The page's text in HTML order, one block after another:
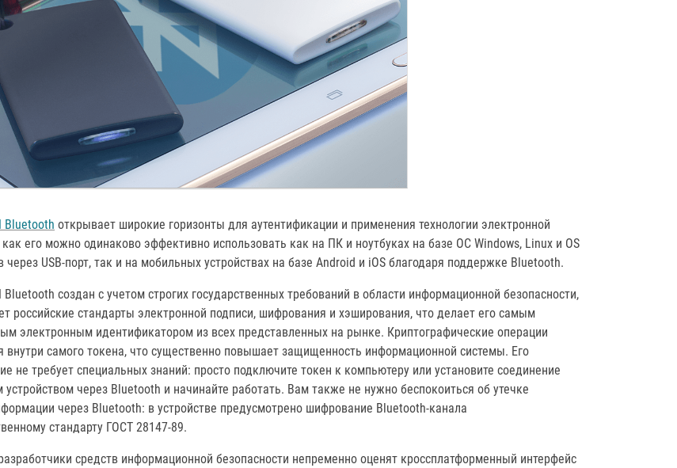
Bluetooth открывает широкие горизонты для аутентификации и применения технологии электронной
как его можно одинаково эффективно использовать как на ПК и ноутбуках на базе ОС Windows, Linux и OS
через USB-порт, так и на мобильных устройствах на базе Android и iOS благодаря поддержке Bluetooth.
создан с учетом строгих государственных требований в области информационной безопасности,
российские стандарты электронной подписи, шифрования и хэширования, что делает его самым
электронным идентификатором из всех представленных на рынке. Криптографические операции
внутри самого токена, что существенно повышает защищенность информационной системы. Его
не требует специальных знаний: просто подключите токен к компьютеру или установите соединение
через Bluetooth и начинайте работать. Вам также не нужно беспокоиться об утечке
через Bluetooth: в устройстве предусмотрено шифрование Bluetooth-канала
стандарту ГОСТ 28147-89.
средств информационной безопасности непременно оценят кроссплатформенный интерфейс